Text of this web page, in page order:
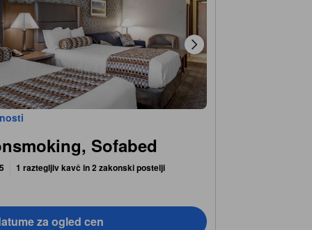
Sofabed
1 raztegljiv kavč in 2 zakonski postelji
za ogled cen